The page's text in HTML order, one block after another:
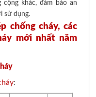
khác, đảm bảo an
sử dụng.
chống cháy, các
mới nhất năm
: